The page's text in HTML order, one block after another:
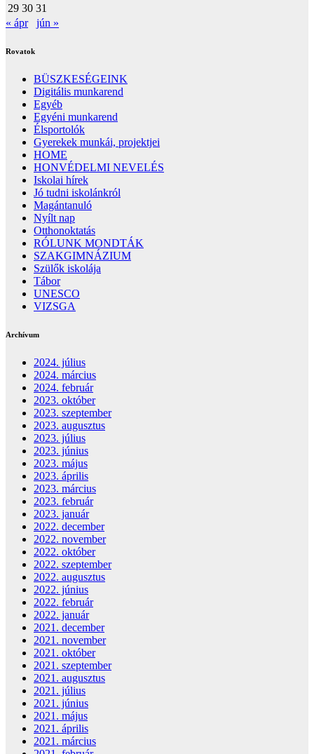
29 30 31
« ápr
jún »
Rovatok
BÜSZKESÉGEINK
Digitális munkarend
Egyéb
Egyéni munkarend
Élsportolók
Gyerekek munkái, projektjei
HOME
HONVÉDELMI NEVELÉS
Iskolai hírek
Jó tudni iskolánkról
Magántanuló
Nyílt nap
Otthonoktatás
RÓLUNK MONDTÁK
SZAKGIMNÁZIUM
Szülők iskolája
Tábor
UNESCO
VIZSGA
Archívum
2024. július
2024. március
2024. február
2023. október
2023. szeptember
2023. augusztus
2023. július
2023. június
2023. május
2023. április
2023. március
2023. február
2023. január
2022. december
2022. november
2022. október
2022. szeptember
2022. augusztus
2022. június
2022. február
2022. január
2021. december
2021. november
2021. október
2021. szeptember
2021. augusztus
2021. július
2021. június
2021. május
2021. április
2021. március